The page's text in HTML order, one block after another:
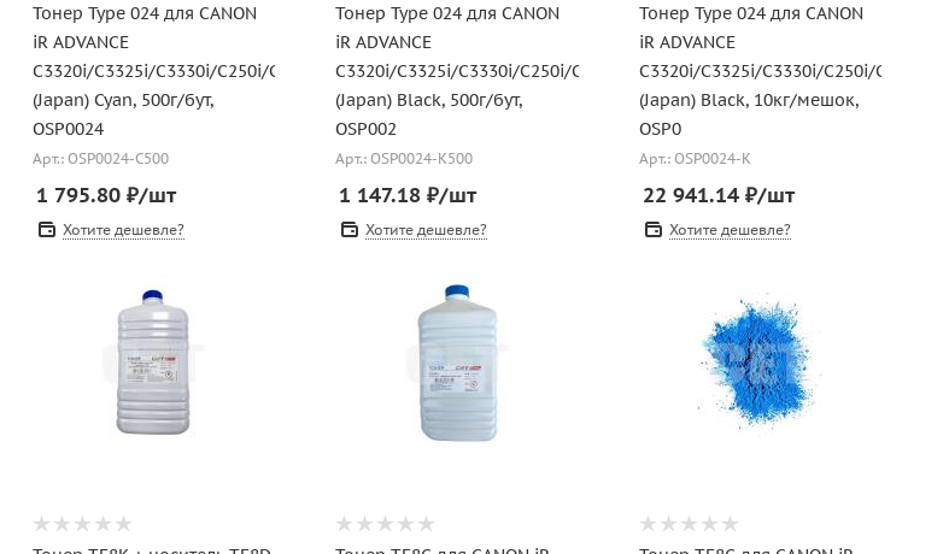
Тонер Type 024 для CANON
iR ADVANCE
C3320i/C3325i/C3330i/C250i/C350i
(Japan) Cyan, 500г/бут,
OSP0024
Арт.: OSP0024-C500
1 795.80₽/шт
Хотите дешевле?
Тонер Type 024 для CANON
iR ADVANCE
C3320i/C3325i/C3330i/C250i/C350i
(Japan) Black, 500г/бут,
OSP002
Арт.: OSP0024-K500
1 147.18 ₽/шт
Хотите дешевле?
Тонер Type 024 для CANON
iR ADVANCE
C3320i/C3325i/C3330i/C250i/C350i
(Japan) Black, 10кг/мешок,
OSP0
Арт.: OSP0024-K
22 941.14₽/шт
Хотите дешевле?